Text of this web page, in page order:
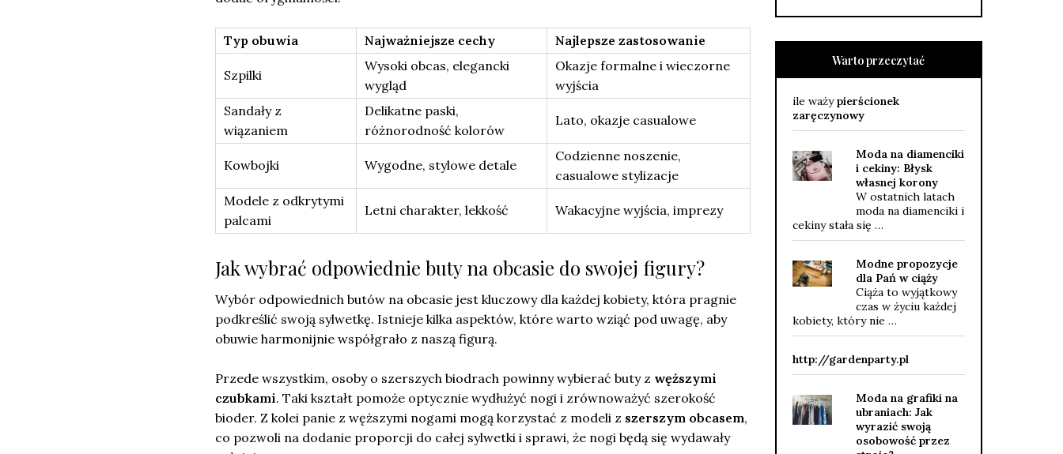
Typ obuwia Najważniejsze cechy Najlepsze zastosowanie
Szpilki
Wysoki obcas, elegancki
wygląd
Okazje formalne i wieczorne
wyjścia
Sandały z
wiązaniem
Delikatne paski,
różnorodność kolorów
Lato, okazje casualowe
Kowbojki Wygodne, stylowe detale
Codzienne noszenie,
casualowe stylizacje
Modele z odkrytymi
palcami
Letni charakter, lekkość Wakacyjne wyjścia, imprezy
Jak wybrać odpowiednie buty na obcasie do swojej figury?
Wybór odpowiednich butów na obcasie jest kluczowy dla każdej kobiety, która pragnie
podkreślić swoją sylwetkę. Istnieje kilka aspektów, które warto wziąć pod uwagę, aby
obuwie harmonijnie współgrało z naszą figurą.
Przede wszystkim, osoby o szerszych biodrach powinny wybierać buty z węższymi
czubkami. Taki kształt pomoże optycznie wydłużyć nogi i zrównoważyć szerokość
bioder. Z kolei panie z węższymi nogami mogą korzystać z modeli z szerszym obcasem,
co pozwoli na dodanie proporcji do całej sylwetki i sprawi, że nogi będą się wydawały
Warto przeczytać
ile ważypierścionek
zaręczynowy
Moda na diamenciki
i cekiny: Błysk
własnej korony
W ostatnich latach
moda na diamenciki i
cekiny stała się …
Modne propozycje
dla Pań w ciąży
Ciąża to wyjątkowy
czas w życiu każdej
kobiety, który nie …
http://gardenparty.pl
Moda na grafiki na
ubraniach: Jak
wyrazić swoją
osobowość przez